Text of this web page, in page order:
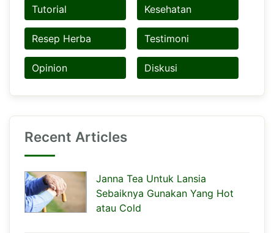
Tutorial Kesehatan
Resep Herba Testimoni
Opinion Diskusi
Recent Articles
Janna Tea Untuk Lansia
Sebaiknya Gunakan Yang Hot
atau Cold